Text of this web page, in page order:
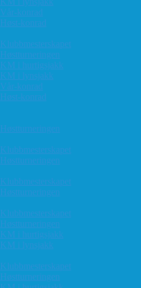
Vår-konrad
Høst-konrad
Klubbmesterskapet
Høstturneringen
KM i hurtigsjakk
KM i lynsjakk
Vår-konrad
Høst-konrad
Høstturneringen
Klubbmesterskapet
Høstturneringen
Klubbmesterskapet
Høstturneringen
Klubbmesterskapet
Høstturneringen
KM i hurtigsjakk
KM i lynsjakk
Klubbmesterskapet
Høstturneringen